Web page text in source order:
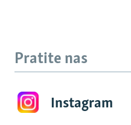
Pratite nas
Instagram